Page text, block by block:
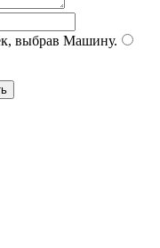
выбрав Машину.